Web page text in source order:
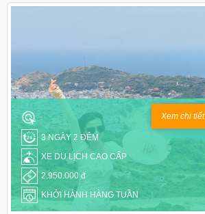
3 NGÀY 2 ĐÊM
XE DU LỊCH CAO CẤP
2.950.000 đ
KHỞI HÀNH HÀNG TUẦN
Xem chi tiết